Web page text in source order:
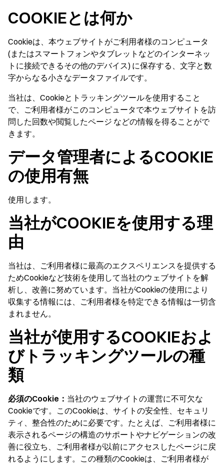
COOKIEとは何か
Cookieは、本ウェブサイトがご利用者様のコンピュータ
(またはスマートフォンやタブレットなどのインターネッ
トに接続できるその他のデバイス) に保存する、文字と数
字からなる小さなデータファイルです。
当社は、Cookieとトラッキングツールを使用すること
で、ご利用者様がこのコンピュータで本ウェブサイトを訪
問した回数や閲覧したページ などの情報を得ることがで
きます。
データ管理者によるCOOKIE
の使用有無
使用します。
当社がCOOKIEを使用する理
由
当社は、ご利用者様に最高のエクスペリエンスを提供する
ためCookieなど技術を使用して当社のウェブサイトを解
析し、改善に努めています。当社がCookieの使用により
収集する情報には、ご利用者様を特定できる情報は一切含
まれません。
当社が使用するCOOKIEおよ
びトラッキングツールの種
類
必須のCookie： 当社のウェブサイトの運営に不可欠な
Cookieです。このCookieは、サイトの安全性、セキュリ
ティ、整合性のために必要です。たとえば、ご利用者様に
表示されるページの構造のサポートやナビゲーションの改
善に役立ち、ご利用者様が以前にアクセスしたページに戻
れるようにします。この種類のCookieは、ご利用者様が